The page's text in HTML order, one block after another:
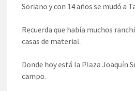
Soriano y con 14 años se mudó a
Recuerda que había muchos
casas de material.
Donde hoy está la Plaza Joaquín
campo.